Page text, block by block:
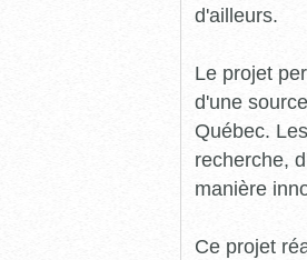
d'ailleurs.
Le projet
d'une
Québec.
recherche,
manière
Ce projet